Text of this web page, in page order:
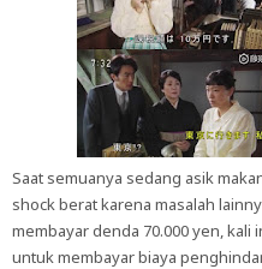
Saat semuanya sedang asik
shock berat karena masalah
membayar denda 70.000 yen,
untuk membayar biaya